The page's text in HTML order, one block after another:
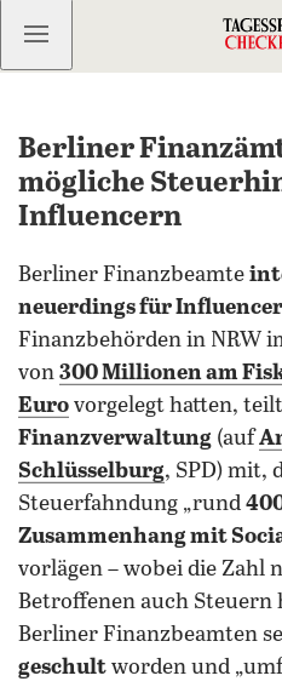
Kostenlos anmelden
Berliner
mögliche
Influencern
Berliner Finanzbeamte
neuerdings für Influencer
Finanzbehörden in NRW
von 300 Millionen am
Euro vorgelegt hatten,
Finanzverwaltung (auf
Schlüsselburg, SPD) mit,
Steuerfahndung „rund
Zusammenhang mit
vorlägen – wobei die Zahl
Betroffenen auch Steuern
Berliner Finanzbeamten
geschult worden und